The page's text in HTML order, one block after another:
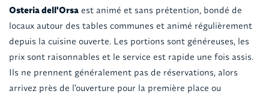
Osteria dell'Orsaest animé et sans prétention, bondé de
locaux autour des tables communes et animé régulièrement
depuis la cuisine ouverte. Les portions sont généreuses, les
prix sont raisonnables et le service est rapide une fois assis.
Ils ne prennent généralement pas de réservations, alors
arrivez près de l'ouverture pour la première place ou